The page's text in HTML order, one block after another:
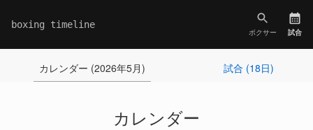
boxing timeline
ボクサー 試合
カレンダー (2026年5月) 試合 (18日)
カレンダー